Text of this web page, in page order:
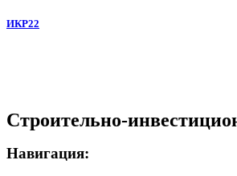
ИКР22
Строительно-
Навигация: